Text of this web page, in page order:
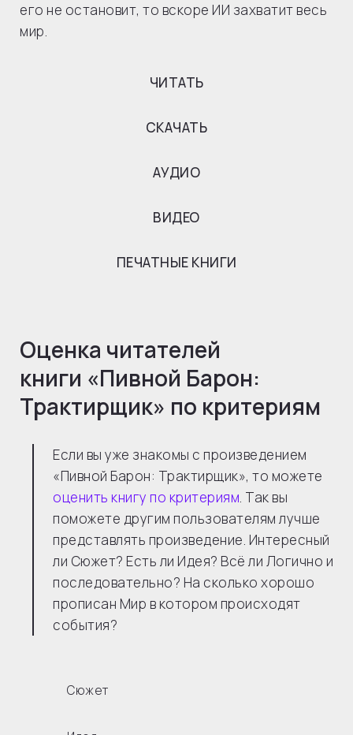
его не остановит, то вскоре ИИ захватит весь
мир.
ЧИТАТЬ
СКАЧАТЬ
АУДИО
ВИДЕО
ПЕЧАТНЫЕ КНИГИ
Оценка читателей
книги «Пивной Барон:
Трактирщик» по критериям
Сюжет
Если вы уже знакомы с произведением
«Пивной Барон: Трактирщик», то можете
оценить книгу по критериям. Так вы
поможете другим пользователям лучше
представлять произведение. Интересный
ли Сюжет? Есть ли Идея? Всё ли Логично и
последовательно? На сколько хорошо
прописан Мир в котором происходят
события?